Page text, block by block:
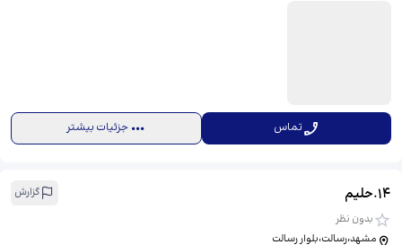
تماس جزئیات بیشتر
14
.حلیم
گزارش
بدون نظر
مشهد،رسالت،بلوار رسالت